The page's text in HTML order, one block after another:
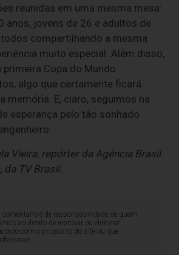
reunidas em uma mesma mesa:
anos, jovens de 26 e adultos de
compartilhando a mesma
muito especial. Além disso,
Copa do Mundo
algo que certamente ficará
memória. E, claro, seguimos na
esperança pelo tão sonhado
Vieira, repórter da Agência Brasil
da TV Brasil.
comentário é de responsabilidade de quem
ao direito de reprovar ou eliminar
com o propósito do site ou que